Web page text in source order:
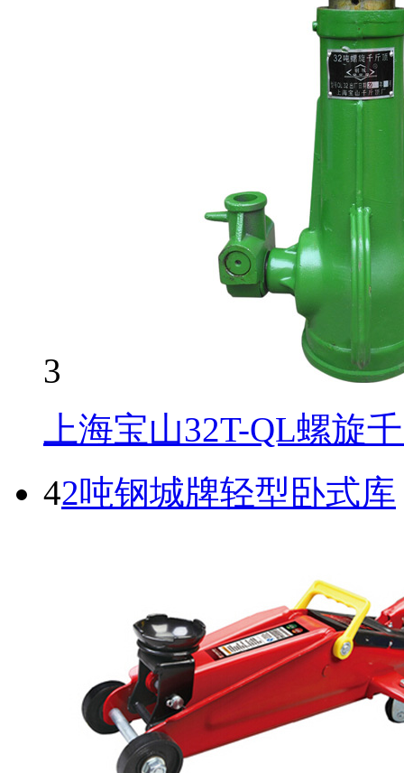
3
上海宝山32T-QL螺旋
42吨钢城牌轻型卧式库